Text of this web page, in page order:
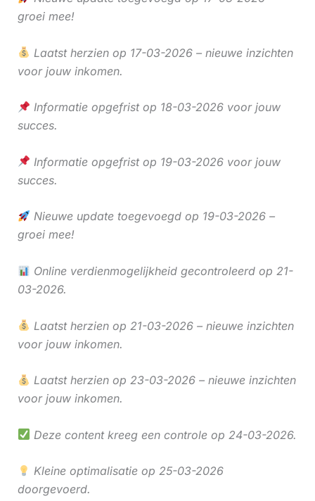
groei mee!
Laatst herzien op 17-03-2026 – nieuwe inzichten
voor jouw inkomen.
Informatie opgefrist op 18-03-2026 voor jouw
succes.
Informatie opgefrist op 19-03-2026 voor jouw
succes.
Nieuwe update toegevoegd op 19-03-2026 –
groei mee!
Online verdienmogelijkheid gecontroleerd op 21-
03-2026.
Laatst herzien op 21-03-2026 – nieuwe inzichten
voor jouw inkomen.
Laatst herzien op 23-03-2026 – nieuwe inzichten
voor jouw inkomen.
Deze content kreeg een controle op 24-03-2026.
Kleine optimalisatie op 25-03-2026
doorgevoerd.